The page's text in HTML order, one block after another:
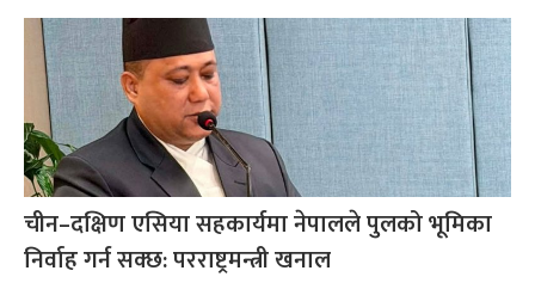
चीन–दक्षिण एसिया सहकार्यमा नेपालले पुलको भूमिका
निर्वाह गर्न सक्छ: परराष्ट्रमन्त्री खनाल